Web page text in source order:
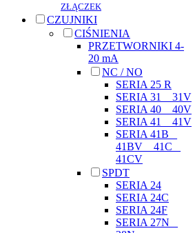
ZŁĄCZEK
CZUJNIKI
CIŚNIENIA
PRZETWORNIKI 4-
20 mA
NC / NO
SERIA 25 R
SERIA 31 _ 31V
SERIA 40 _ 40V
SERIA 41 _ 41V
SERIA 41B _
41BV _ 41C _
41CV
SPDT
SERIA 24
SERIA 24C
SERIA 24F
SERIA 27N _